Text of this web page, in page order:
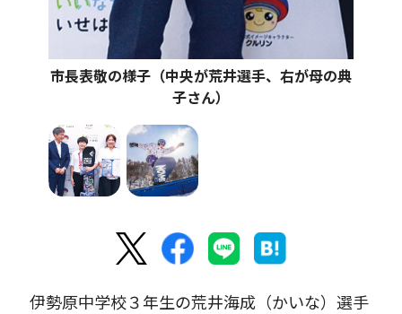
市長表敬の様子（中央が荒井選手、右が母の典
子さん）
伊勢原中学校３年生の荒井海成（かいな）選手